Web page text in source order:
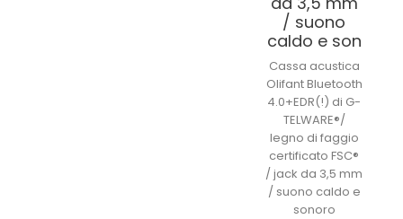
/ suono
caldo e son
Cassa acustica
Olifant Bluetooth
4.0+EDR(!) di G-
TELWARE®/
legno di faggio
certificato FSC®
/ jack da 3,5 mm
/ suono caldo e
sonoro